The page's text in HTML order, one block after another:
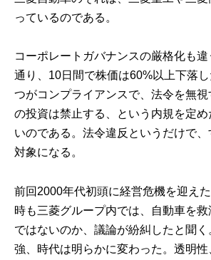
っているのである。
コーポレートガバナンスの厳格化も
通り、10日間で株価は60%以上下落
つがコンプライアンスで、法令を無
の投資は禁止する、という内規を定
いのである。法令違反というだけで
対象になる。
前回2000年代初頭に経営危機を迎え
時も三菱グループ内では、自動車を救
ではないのか、議論が紛糾したと聞
強、時代は明らかに変わった。透明